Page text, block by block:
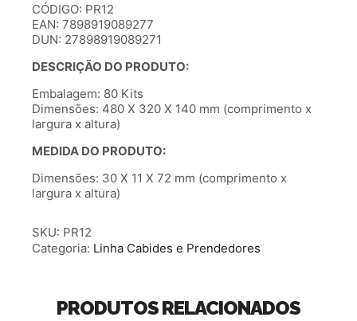
CÓDIGO: PR12
EAN: 7898919089277
DUN: 27898919089271
DESCRIÇÃO DO PRODUTO:
Embalagem: 80 Kits
Dimensões: 480 X 320 X 140 mm (comprimento x
largura x altura)
MEDIDA DO PRODUTO:
Dimensões: 30 X 11 X 72 mm (comprimento x
largura x altura)
SKU: PR12
Categoria: Linha Cabides e Prendedores
PRODUTOS RELACIONADOS